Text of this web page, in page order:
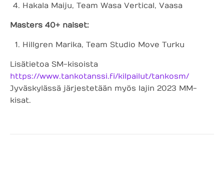
Hakala Maiju, Team Wasa Vertical, Vaasa
Masters 40+ naiset:
Hillgren Marika, Team Studio Move Turku
Lisätietoa SM-kisoista
https://www.tankotanssi.fi/kilpailut/tankosm/
Jyväskylässä järjestetään myös lajin 2023 MM-
kisat.